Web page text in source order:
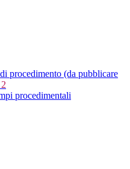
procedimento (da pubblicare
2
procedimentali